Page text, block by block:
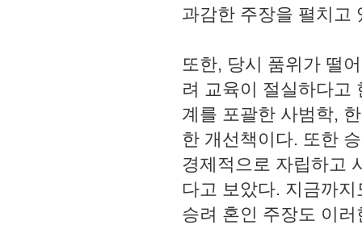
과감한 주장을 펼치고
또한, 당시 품위가 떨
려 교육이 절실하다고
계를 포괄한 사범학,
한 개선책이다. 또한
경제적으로 자립하고
다고 보았다. 지금까
승려 혼인 주장도 이